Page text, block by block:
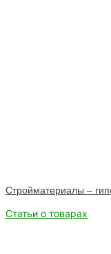
Стройматериалы –
Статьи о товарах